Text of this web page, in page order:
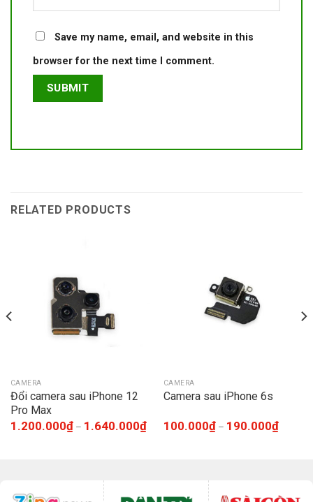
Save my name, email, and website in this
browser for the next time I comment.
RELATED PRODUCTS
CAMERA
Đổi camera sau iPhone 12
Pro Max
1.200.000₫– 1.640.000₫
CAMERA
Camera sau iPhone 6s
100.000₫– 190.000₫